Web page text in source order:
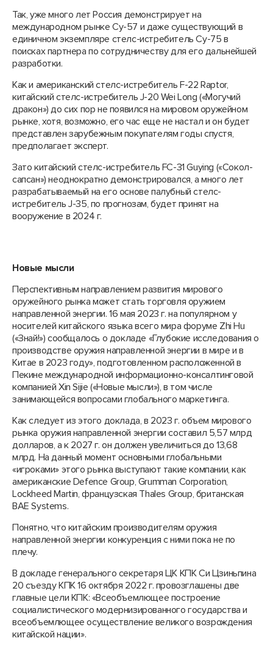
Так, уже много лет Россия демонстрирует на
международном рынке Су-57 и даже существующий в
единичном экземпляре стелс-истребитель Су-75 в
поисках партнера по сотрудничеству для его дальнейшей
разработки.
Как и американский стелс-истребитель F-22 Raptor,
китайский стелс-истребитель J-20 Wei Long («Могучий
дракон») до сих пор не появился на мировом оружейном
рынке, хотя, возможно, его час еще не настал и он будет
представлен зарубежным покупателям годы спустя,
предполагает эксперт.
Зато китайский стелс-истребитель FC-31 Guying («Сокол-
сапсан») неоднократно демонстрировался, а много лет
разрабатываемый на его основе палубный стелс-
истребитель J-35, по прогнозам, будет принят на
вооружение в 2024 г.
Новые мысли
Перспективным направлением развития мирового
оружейного рынка может стать торговля оружием
направленной энергии. 16 мая 2023 г. на популярном у
носителей китайского языка всего мира форуме Zhi Hu
(«Знай!») сообщалось о докладе «Глубокие исследования о
производстве оружия направленной энергии в мире и в
Китае в 2023 году», подготовленном расположенной в
Пекине международной информационно-консалтинговой
компанией Xin Sijie («Новые мысли»), в том числе
занимающейся вопросами глобального маркетинга.
Как следует из этого доклада, в 2023 г. объем мирового
рынка оружия направленной энергии составил 5,57 млрд
долларов, а к 2027 г. он должен увеличиться до 13,68
млрд. На данный момент основными глобальными
«игроками» этого рынка выступают такие компании, как
американские Defence Group, Grumman Corporation,
Lockheed Martin, французская Thales Group, британская
BAE Systems.
Понятно, что китайским производителям оружия
направленной энергии конкуренция с ними пока не по
плечу.
В докладе генерального секретаря ЦК КПК Си Цзиньпина
20 съезду КПК 16 октября 2022 г. провозглашены две
главные цели КПК: «Всеобъемлющее построение
социалистического модернизированного государства и
всеобъемлющее осуществление великого возрождения
китайской нации».